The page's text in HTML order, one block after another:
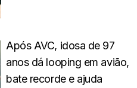
Após AVC, idosa de 97
anos dá looping em avião,
bate recorde e ajuda